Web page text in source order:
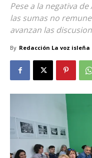
Pese a la negativa de
las sumas no
avanzan las
By Redacción La voz isleña